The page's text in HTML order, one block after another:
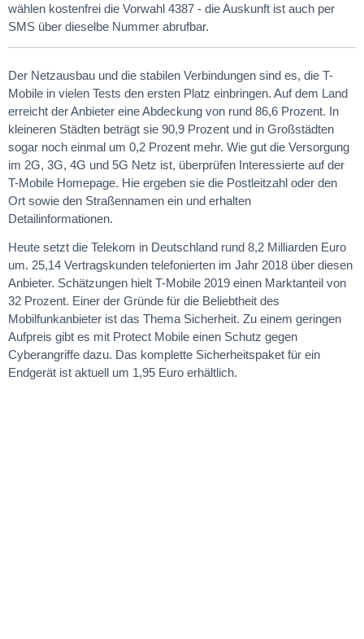
wählen kostenfrei die Vorwahl 4387 - die Auskunft ist auch per
SMS über dieselbe Nummer abrufbar.
Der Netzausbau und die stabilen Verbindungen sind es, die T-
Mobile in vielen Tests den ersten Platz einbringen. Auf dem Land
erreicht der Anbieter eine Abdeckung von rund 86,6 Prozent. In
kleineren Städten beträgt sie 90,9 Prozent und in Großstädten
sogar noch einmal um 0,2 Prozent mehr. Wie gut die Versorgung
im 2G, 3G, 4G und 5G Netz ist, überprüfen Interessierte auf der
T-Mobile Homepage. Hie ergeben sie die Postleitzahl oder den
Ort sowie den Straßennamen ein und erhalten
Detailinformationen.
Heute setzt die Telekom in Deutschland rund 8,2 Milliarden Euro
um. 25,14 Vertragskunden telefonierten im Jahr 2018 über diesen
Anbieter. Schätzungen hielt T-Mobile 2019 einen Marktanteil von
32 Prozent. Einer der Gründe für die Beliebtheit des
Mobilfunkanbieter ist das Thema Sicherheit. Zu einem geringen
Aufpreis gibt es mit Protect Mobile einen Schutz gegen
Cyberangriffe dazu. Das komplette Sicherheitspaket für ein
Endgerät ist aktuell um 1,95 Euro erhältlich.